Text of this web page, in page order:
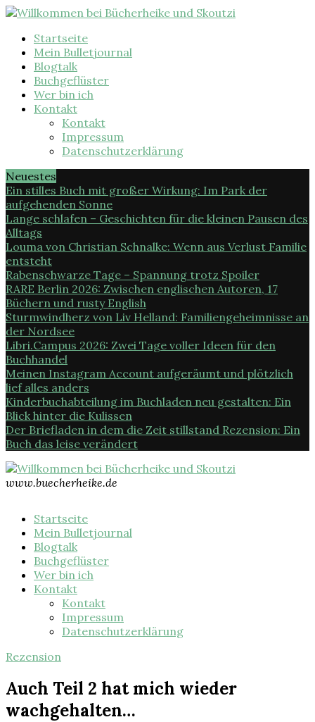
Startseite
Mein Bulletjournal
Blogtalk
Buchgeflüster
Wer bin ich
Kontakt
Kontakt
Impressum
Datenschutzerklärung
Neuestes
Ein stilles Buch mit großer Wirkung: Im Park der
aufgehenden Sonne
Lange schlafen – Geschichten für die kleinen Pausen des
Alltags
Louma von Christian Schnalke: Wenn aus Verlust Familie
entsteht
Rabenschwarze Tage – Spannung trotz Spoiler
RARE Berlin 2026: Zwischen englischen Autoren, 17
Büchern und rusty English
Sturmwindherz von Liv Helland: Familiengeheimnisse an
der Nordsee
Libri.Campus 2026: Zwei Tage voller Ideen für den
Buchhandel
Meinen Instagram Account aufgeräumt und plötzlich
lief alles anders
Kinderbuchabteilung im Buchladen neu gestalten: Ein
Blick hinter die Kulissen
Der Briefladen in dem die Zeit stillstand Rezension: Ein
Buch das leise verändert
www.buecherheike.de
Startseite
Mein Bulletjournal
Blogtalk
Buchgeflüster
Wer bin ich
Kontakt
Kontakt
Impressum
Datenschutzerklärung
Rezension
Auch Teil 2 hat mich wieder
wachgehalten…